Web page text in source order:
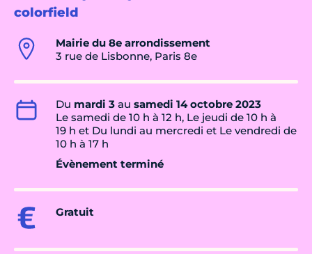
colorfield
Mairie du 8e arrondissement
3 rue de Lisbonne, Paris 8e
Du mardi 3 au samedi 14 octobre 2023
Le samedi de 10 h à 12 h, Le jeudi de 10 h à
19 h et Du lundi au mercredi et Le vendredi de
10 h à 17 h
Évènement terminé
Gratuit